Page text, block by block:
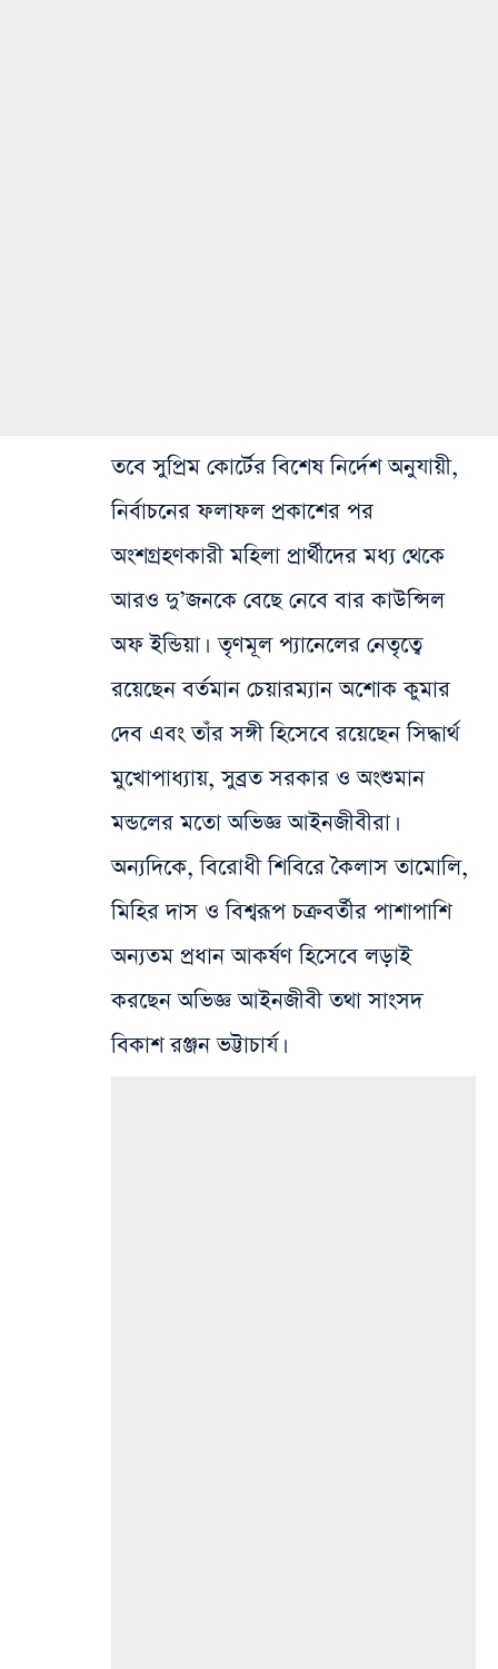
তবে সুপ্রিম কোর্টের বিশেষ নির্দেশ অনুযায়ী,
নির্বাচনের ফলাফল প্রকাশের পর
অংশগ্রহণকারী মহিলা প্রার্থীদের মধ্য থেকে
আরও দু’জনকে বেছে নেবে বার কাউন্সিল
অফ ইন্ডিয়া। তৃণমূল প্যানেলের নেতৃত্বে
রয়েছেন বর্তমান চেয়ারম্যান অশোক কুমার
দেব এবং তাঁর সঙ্গী হিসেবে রয়েছেন সিদ্ধার্থ
মুখোপাধ্যায়, সুব্রত সরকার ও অংশুমান
মন্ডলের মতো অভিজ্ঞ আইনজীবীরা।
অন্যদিকে, বিরোধী শিবিরে কৈলাস তামোলি,
মিহির দাস ও বিশ্বরূপ চক্রবর্তীর পাশাপাশি
অন্যতম প্রধান আকর্ষণ হিসেবে লড়াই
করছেন অভিজ্ঞ আইনজীবী তথা সাংসদ
বিকাশ রঞ্জন ভট্টাচার্য।